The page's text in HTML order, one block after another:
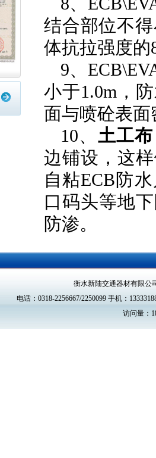
结合部位不
体抗拉强度的
9、
小于1.0m ，
面与喷砼表
10、 土工布
边铺设，这
自粘ECB防
口码头等地
防渗。
衡水新陆交通器材有限公
电话：0318-2256667/2250099 手机：
访问量：